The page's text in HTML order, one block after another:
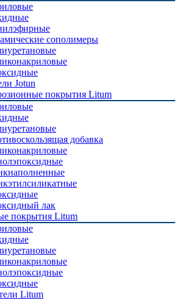
сополимеры
Jotun
покрытия Litum
добавка
лак
покрытия Litum
Litum